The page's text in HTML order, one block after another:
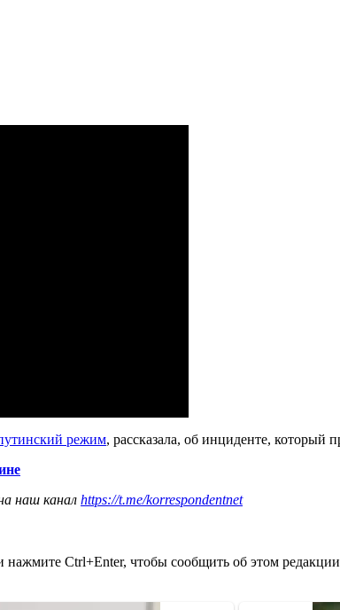
режим, рассказала, об инциденте, который
наш канал https://t.me/korrespondentnet
Ctrl+Enter, чтобы сообщить об этом